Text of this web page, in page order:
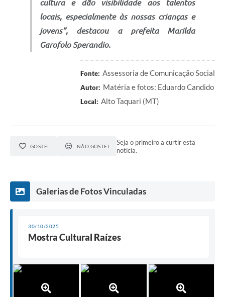
cultura e dão visibilidade aos talentos
locais, especialmente às nossas crianças e
jovens”, destacou a prefeita Marilda
Garofolo Sperandio.
Fonte: Assessoria de Comunicação Social
Autor: Matéria e fotos: Eduardo Candido
Local: Alto Taquari (MT)
GOSTEI NÃO GOSTEI
Seja o primeiro a curtir esta
notícia.
Galerias de Fotos Vinculadas
30/10/2025
Mostra Cultural Raízes